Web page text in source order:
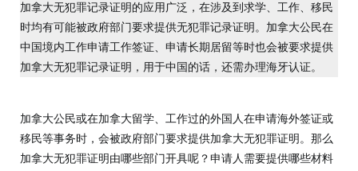
加拿大无犯罪记录证明的应用广泛，在涉及到求学、工作、移民
时均有可能被政府部门要求提供无犯罪记录证明。加拿大公民在
中国境内工作申请工作签证、申请长期居留等时也会被要求提供
加拿大无犯罪记录证明，用于中国的话，还需办理海牙认证。
加拿大公民或在加拿大留学、工作过的外国人在申请海外签证或
移民等事务时，会被政府部门要求提供加拿大无犯罪证明。那么
加拿大无犯罪证明由哪些部门开具呢？申请人需要提供哪些材料